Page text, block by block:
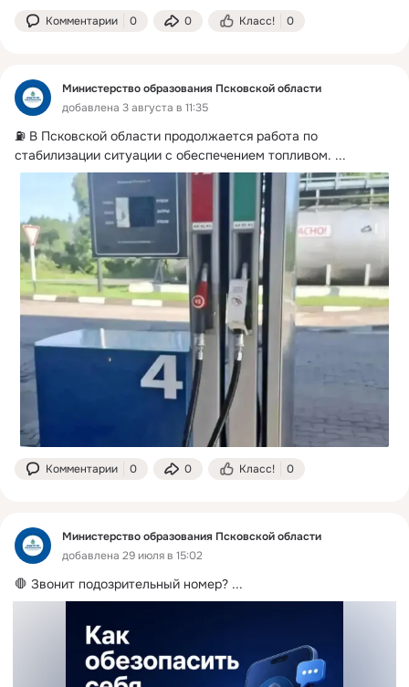
Комментарии 0 0 Класс! 0
Министерство образования Псковской области
добавлена 3 августа в 11:35
⛽️ В Псковской области продолжается работа по
стабилизации ситуации с обеспечением топливом. ...
Комментарии 0 0 Класс! 0
Министерство образования Псковской области
добавлена 29 июля в 15:02
🛑 Звонит подозрительный номер? ...